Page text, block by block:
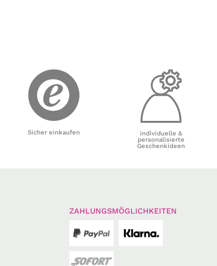
Sicher einkaufen
individuelle &
personalisierte
Geschenkideen
ZAHLUNGSMÖGLICHKEITEN